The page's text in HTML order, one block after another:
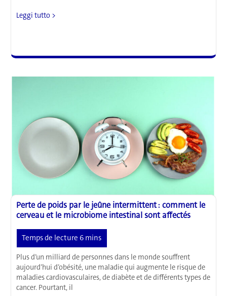
L’intestin
:
l’alimentation
souvenirs
Leggi tutto >
Perte de poids par le jeûne intermittent : comment le
cerveau et le microbiome intestinal sont affectés
Plus d’un milliard de personnes dans le monde souffrent
aujourd’hui d’obésité, une maladie qui augmente le risque de
maladies cardiovasculaires, de diabète et de différents types de
cancer. Pourtant, il